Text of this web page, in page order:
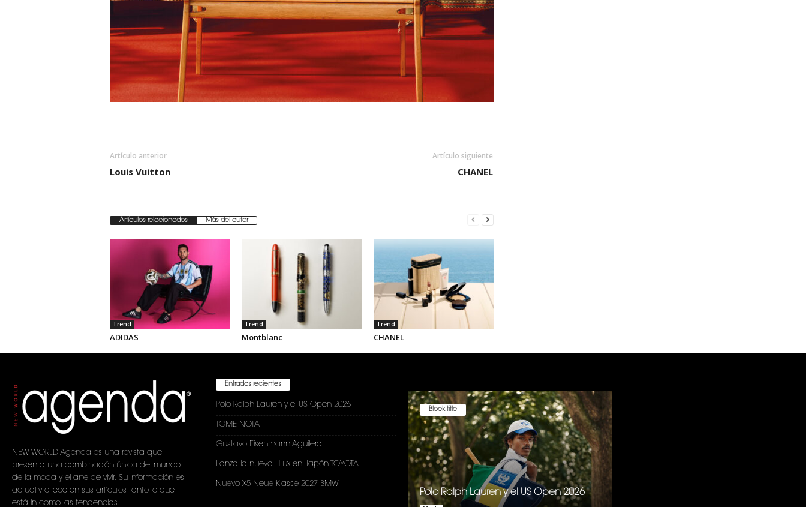
Artículo anterior
Louis Vuitton
Artículo siguiente
CHANEL
Artículos relacionados Más del autor
Trend
ADIDAS
Trend
Montblanc
Trend
CHANEL
NEW WORLD Agenda es una revista que
presenta una combinación única del mundo
de la moda y el arte de vivir. Su información es
actual y ofrece en sus artículos tanto lo que
está in como las tendencias.
Entradas recientes
Polo Ralph Lauren y el US Open 2026
TOME NOTA
Gustavo Eisenmann Aguilera
Lanza la nueva Hilux en Japón TOYOTA
Nuevo X5 Neue Klasse 2027 BMW
Block title
Polo Ralph Lauren y el US Open 2026